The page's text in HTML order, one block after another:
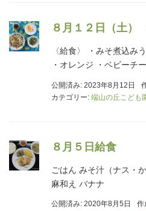
８月１２日（土
〈給食〉 ・みそ煮込み
・オレンジ ・ベビーチ
公開済み: 2023年8月12日
カテゴリー: 端山の丘こども
８月５日給食
ごはん みそ汁（ナス・
麻和え バナナ
公開済み: 2020年8月5日 作